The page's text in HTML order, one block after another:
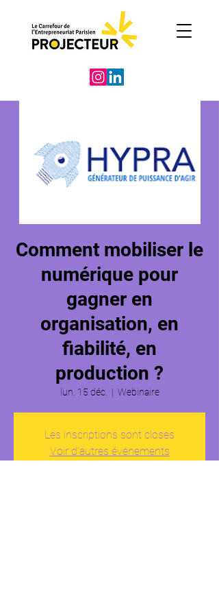
Comment mobiliser le
numérique pour
gagner en
organisation, en
fiabilité, en
production ?
lun. 15 déc.
  |
Webinaire
Les inscriptions sont closes
Voir d'autres événements